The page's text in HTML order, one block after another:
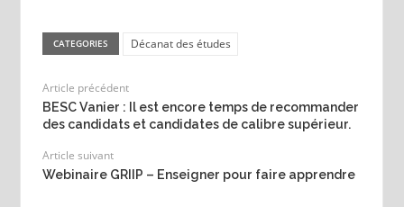
CATEGORIES Décanat des études
Article précédent
BESC Vanier : Il est encore temps de recommander
des candidats et candidates de calibre supérieur.
Article suivant
Webinaire GRIIP – Enseigner pour faire apprendre